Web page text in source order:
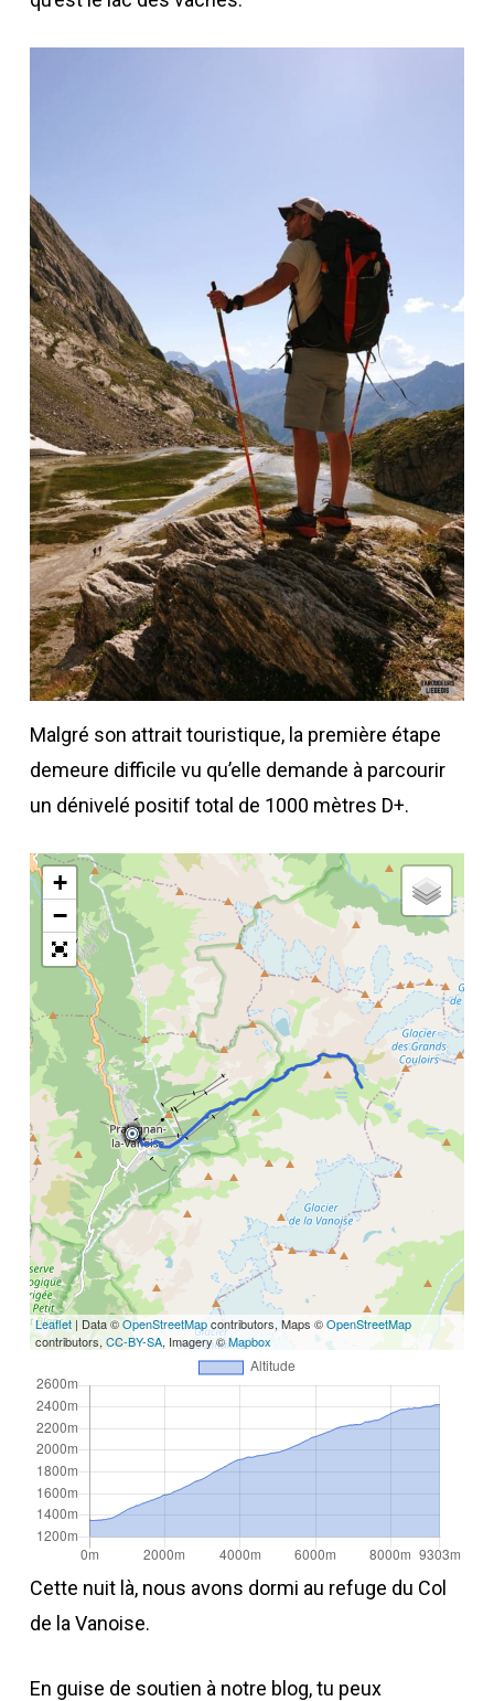
Malgré son attrait touristique, la première étape
demeure difficile vu qu’elle demande à parcourir
un dénivelé positif total de 1000 mètres D+.
+
−
Leaflet| Data ©OpenStreetMapcontributors, Maps ©OpenStreetMap
contributors, CC-BY-SA, Imagery ©Mapbox
Cette nuit là, nous avons dormi au refuge du Col
de la Vanoise.
En guise de soutien à notre blog, tu peux